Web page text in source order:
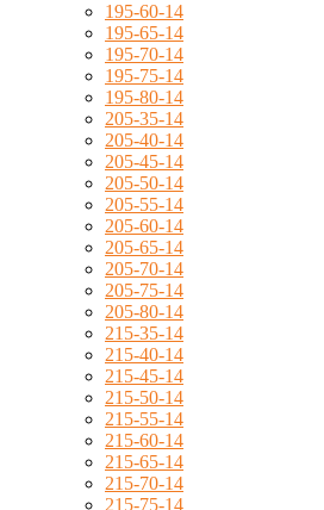
195-60-14
195-65-14
195-70-14
195-75-14
195-80-14
205-35-14
205-40-14
205-45-14
205-50-14
205-55-14
205-60-14
205-65-14
205-70-14
205-75-14
205-80-14
215-35-14
215-40-14
215-45-14
215-50-14
215-55-14
215-60-14
215-65-14
215-70-14
215-75-14